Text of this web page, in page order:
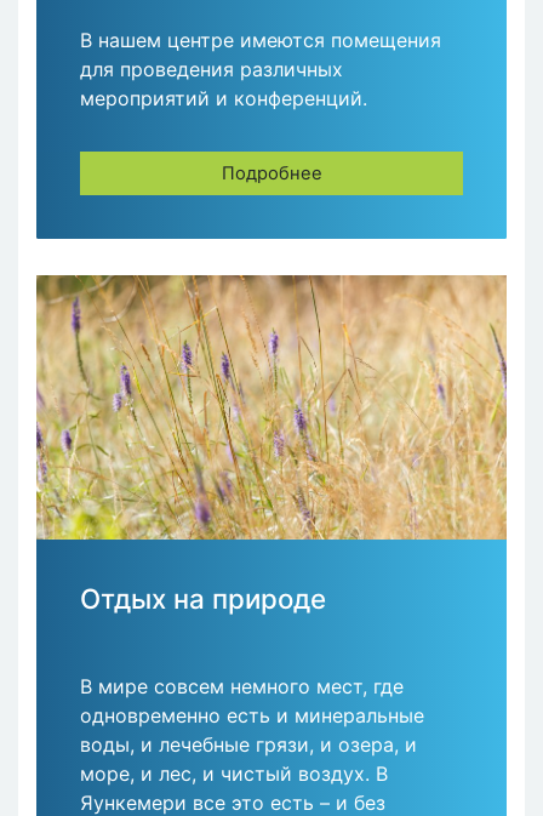
В нашем центре имеются помещения
для проведения различных
мероприятий и конференций.
Подробнее
Отдых на природе
В мире совсем немного мест, где
одновременно есть и минеральные
воды, и лечебные грязи, и озера, и
море, и лес, и чистый воздух. В
Яункемери все это есть – и без